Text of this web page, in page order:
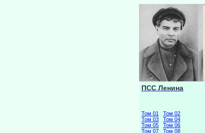
ПСС Ленина
Том 01
Том 02
Том 03
Том 04
Том 05
Том 06
Том 07
Том 08